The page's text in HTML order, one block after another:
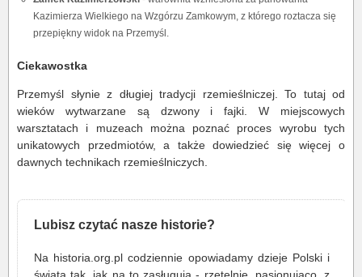
Kazimierza Wielkiego na Wzgórzu Zamkowym, z którego roztacza się
przepiękny widok na Przemyśl.
Ciekawostka
Przemyśl słynie z długiej tradycji rzemieślniczej. To tutaj od
wieków wytwarzane są dzwony i fajki. W miejscowych
warsztatach i muzeach można poznać proces wyrobu tych
unikatowych przedmiotów, a także dowiedzieć się więcej o
dawnych technikach rzemieślniczych.
Lubisz czytać nasze historie?
Na historia.org.pl codziennie opowiadamy dzieje Polski i